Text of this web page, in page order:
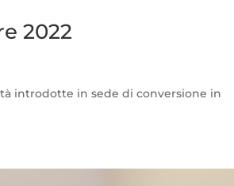
2022
introdotte in sede di conversione in